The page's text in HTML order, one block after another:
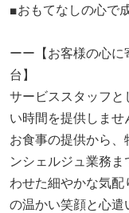
■おもてなしの心で
ーー【お客様の心
台】
サービススタッフと
い時間を提供しませ
お食事の提供から、
ンシェルジュ業務
わせた細やかな気配
の温かい笑顔と心遣